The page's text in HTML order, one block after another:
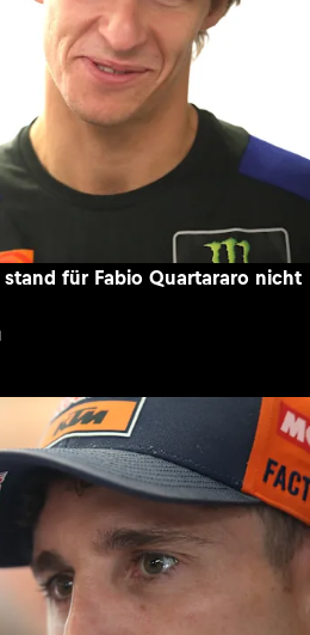
für Fabio Quartararo nicht